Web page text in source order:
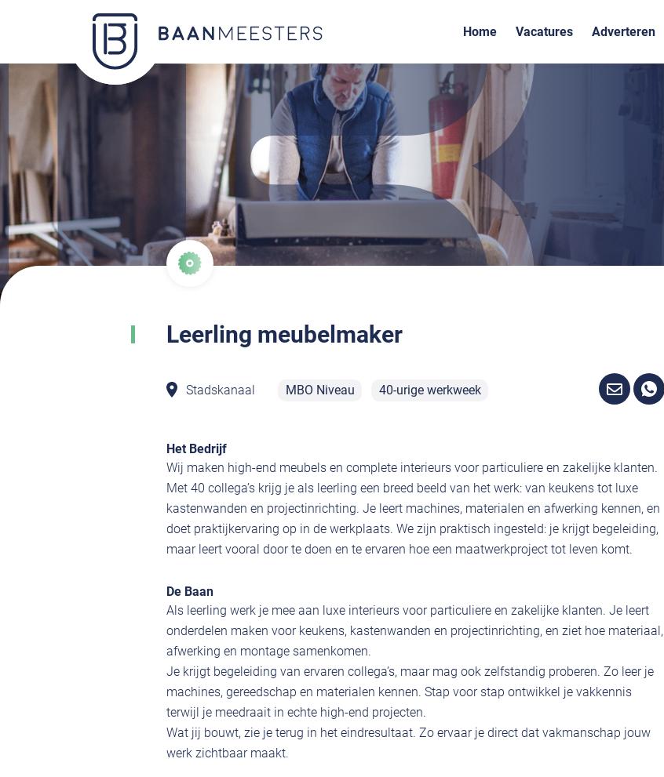
Home Vacatures Adverteren
Leerling meubelmaker
Stadskanaal MBO Niveau 40-urige werkweek
Het Bedrijf
Wij maken high-end meubels en complete interieurs voor particuliere en zakelijke klanten.
Met 40 collega’s krijg je als leerling een breed beeld van het werk: van keukens tot luxe
kastenwanden en projectinrichting. Je leert machines, materialen en afwerking kennen, en
doet praktijkervaring op in de werkplaats. We zijn praktisch ingesteld: je krijgt begeleiding,
maar leert vooral door te doen en te ervaren hoe een maatwerkproject tot leven komt.
De Baan
Als leerling werk je mee aan luxe interieurs voor particuliere en zakelijke klanten. Je leert
onderdelen maken voor keukens, kastenwanden en projectinrichting, en ziet hoe materiaal,
afwerking en montage samenkomen.
Je krijgt begeleiding van ervaren collega’s, maar mag ook zelfstandig proberen. Zo leer je
machines, gereedschap en materialen kennen. Stap voor stap ontwikkel je vakkennis
terwijl je meedraait in echte high-end projecten.
Wat jij bouwt, zie je terug in het eindresultaat. Zo ervaar je direct dat vakmanschap jouw
werk zichtbaar maakt.